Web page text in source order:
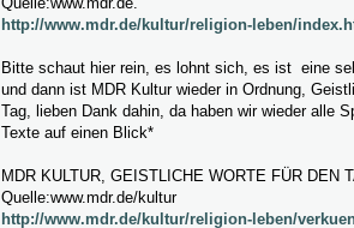
http://www.mdr.de/kultur/religion-leben/
Bitte schaut hier rein, es lohnt sich, es ist eine
und dann ist MDR Kultur wieder in Ordnung,
Tag, lieben Dank dahin, da haben wir wieder alle
Texte auf einen Blick*
MDR KULTUR, GEISTLICHE WORTE FÜR DEN
Quelle:www.mdr.de/kultur
http://www.mdr.de/kultur/religion-leben/